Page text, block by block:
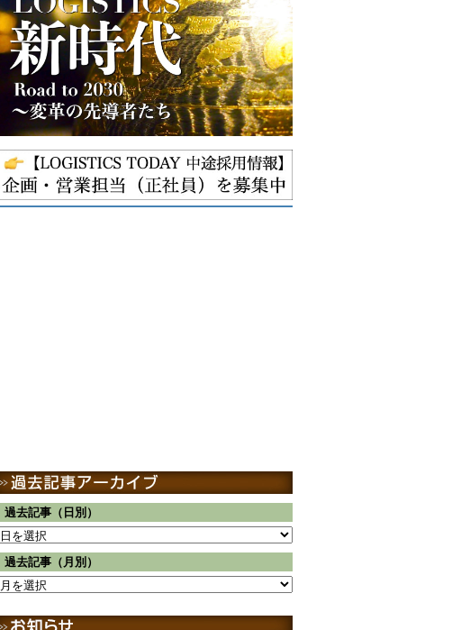
過去記事（日別）
過去記事（月別）